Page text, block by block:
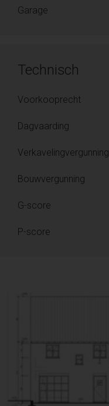
Garage
Technisch
Voorkooprecht
Dagvaarding
Verkavelingvergunning
Bouwvergunning
G-score
P-score